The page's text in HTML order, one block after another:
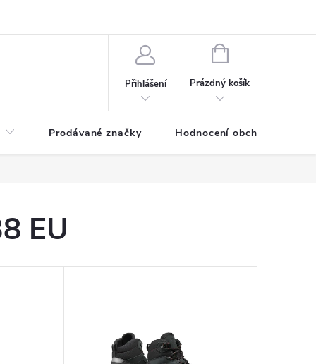
Přihlášení
NÁKUPNÍ
Prázdný košík
Prodávané značky Hodnocení obchodu
EU